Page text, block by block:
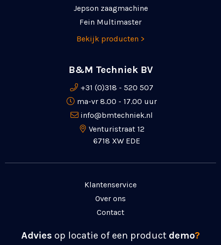
Jepson zaagmachine
Fein Multimaster
Bekijk producten >
B&M Techniek BV
+31 (0)318 - 520 507
ma-vr 8.00 - 17.00 uur
info@bmtechniek.nl
Venturistraat 12
6718 XW EDE
Klantenservice
Over ons
Contact
Advies op locatie of een product demo?